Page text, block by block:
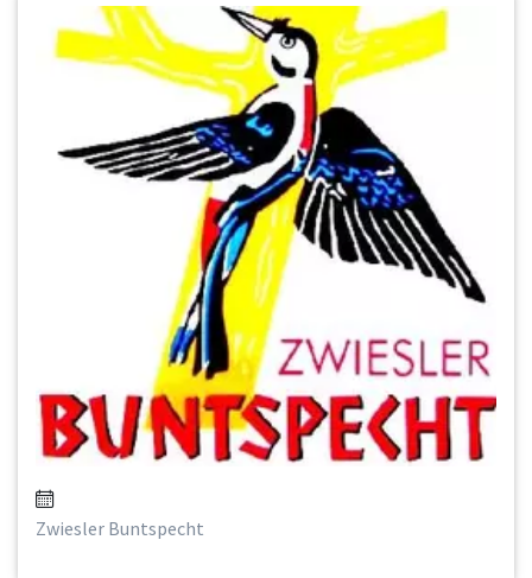
Zwiesler Buntspecht